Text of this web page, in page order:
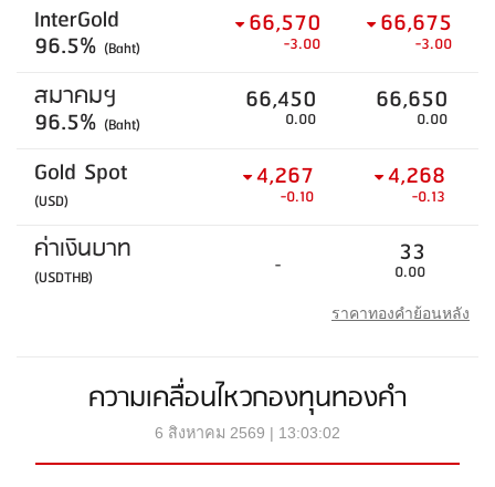
InterGold
96.5% (Baht)
66,570
-3.00
66,675
-3.00
สมาคมฯ
96.5% (Baht)
66,450
0.00
66,650
0.00
Gold Spot
(USD)
4,267
-0.10
4,268
-0.13
ค่าเงินบาท
(USDTHB) - 33
0.00
ราคาทองคำย้อนหลัง
ความเคลื่อนไหวกองทุนทองคำ
6 สิงหาคม 2569 | 13:03:02